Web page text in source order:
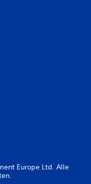
Europe Ltd. Alle